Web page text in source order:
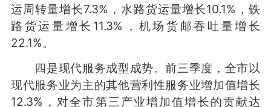
运周转量增长7.3%，水路货运量增长10.1%，铁
路货运量增长11.3%，机场货邮吞吐量增长
22.1%。
四是现代服务成型成势。前三季度，全市以
现代服务业为主的其他营利性服务业增加值增长
12.3%，对全市第三产业增加值增长的贡献达